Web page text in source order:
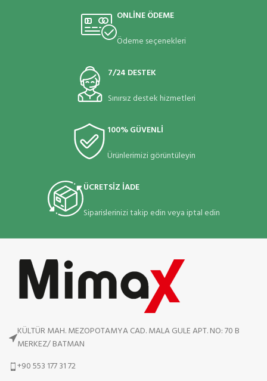
ONLİNE ÖDEME
Ödeme seçenekleri
7/24 DESTEK
Sınırsız destek hizmetleri
100% GÜVENLİ
Ürünlerimizi görüntüleyin
ÜCRETSİZ İADE
Siparislerinizi takip edin veya iptal edin
KÜLTÜR MAH. MEZOPOTAMYA CAD. MALA GULE APT. NO: 70 B
MERKEZ/ BATMAN
+90 553 177 31 72